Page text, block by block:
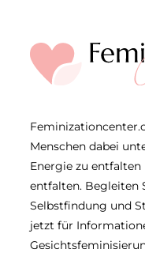
Menschen dabei
Energie zu
entfalten. Begleiten
Selbstfindung und
jetzt für